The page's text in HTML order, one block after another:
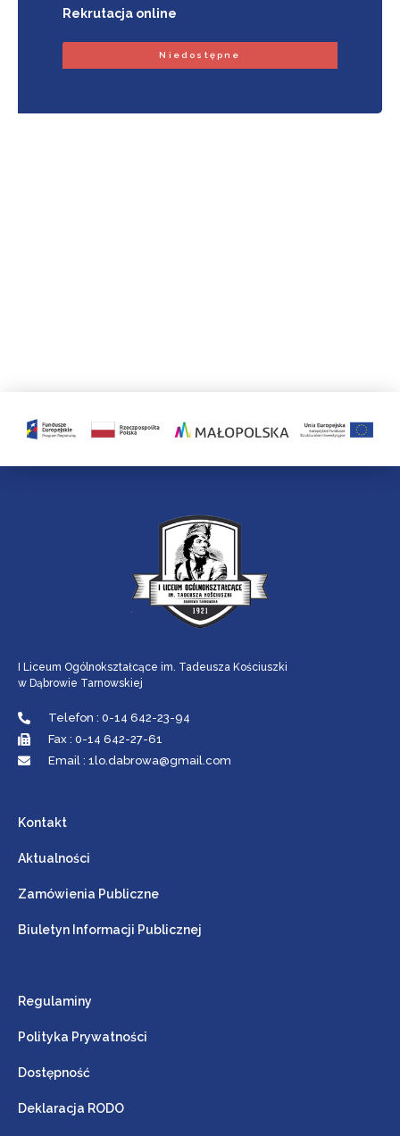
Rekrutacja online
Niedostępne
I Liceum Ogólnokształcące im. Tadeusza Kościuszki
w Dąbrowie Tarnowskiej
Telefon : 0-14 642-23-94
Fax : 0-14 642-27-61
Email : 1lo.dabrowa@gmail.com
Kontakt
Aktualności
Zamówienia Publiczne
Biuletyn Informacji Publicznej
Regulaminy
Polityka Prywatności
Dostępność
Deklaracja RODO